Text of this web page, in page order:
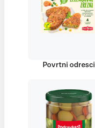
Povrtni odresci